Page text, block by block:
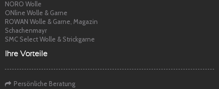
NORO Wolle
ONline Wolle & Garne
ROWAN Wolle & Garne, Magazin
Schachenmayr
SMC Select Wolle & Strickgarne
Ihre Vorteile
Persönliche Beratung